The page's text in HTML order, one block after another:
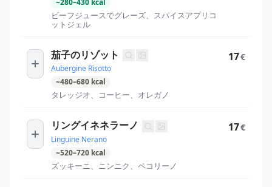
ビーフジュースでグレーズ、スパイスアプリコ
ットジェル
茄子のリゾット
Aubergine Risotto
~480–680 kcal
タレッジオ、コーヒー、オレガノ
17€
リングイネネラーノ
Linguine Nerano
~520–720 kcal
ズッキーニ、ニンニク、ペコリーノ
17€